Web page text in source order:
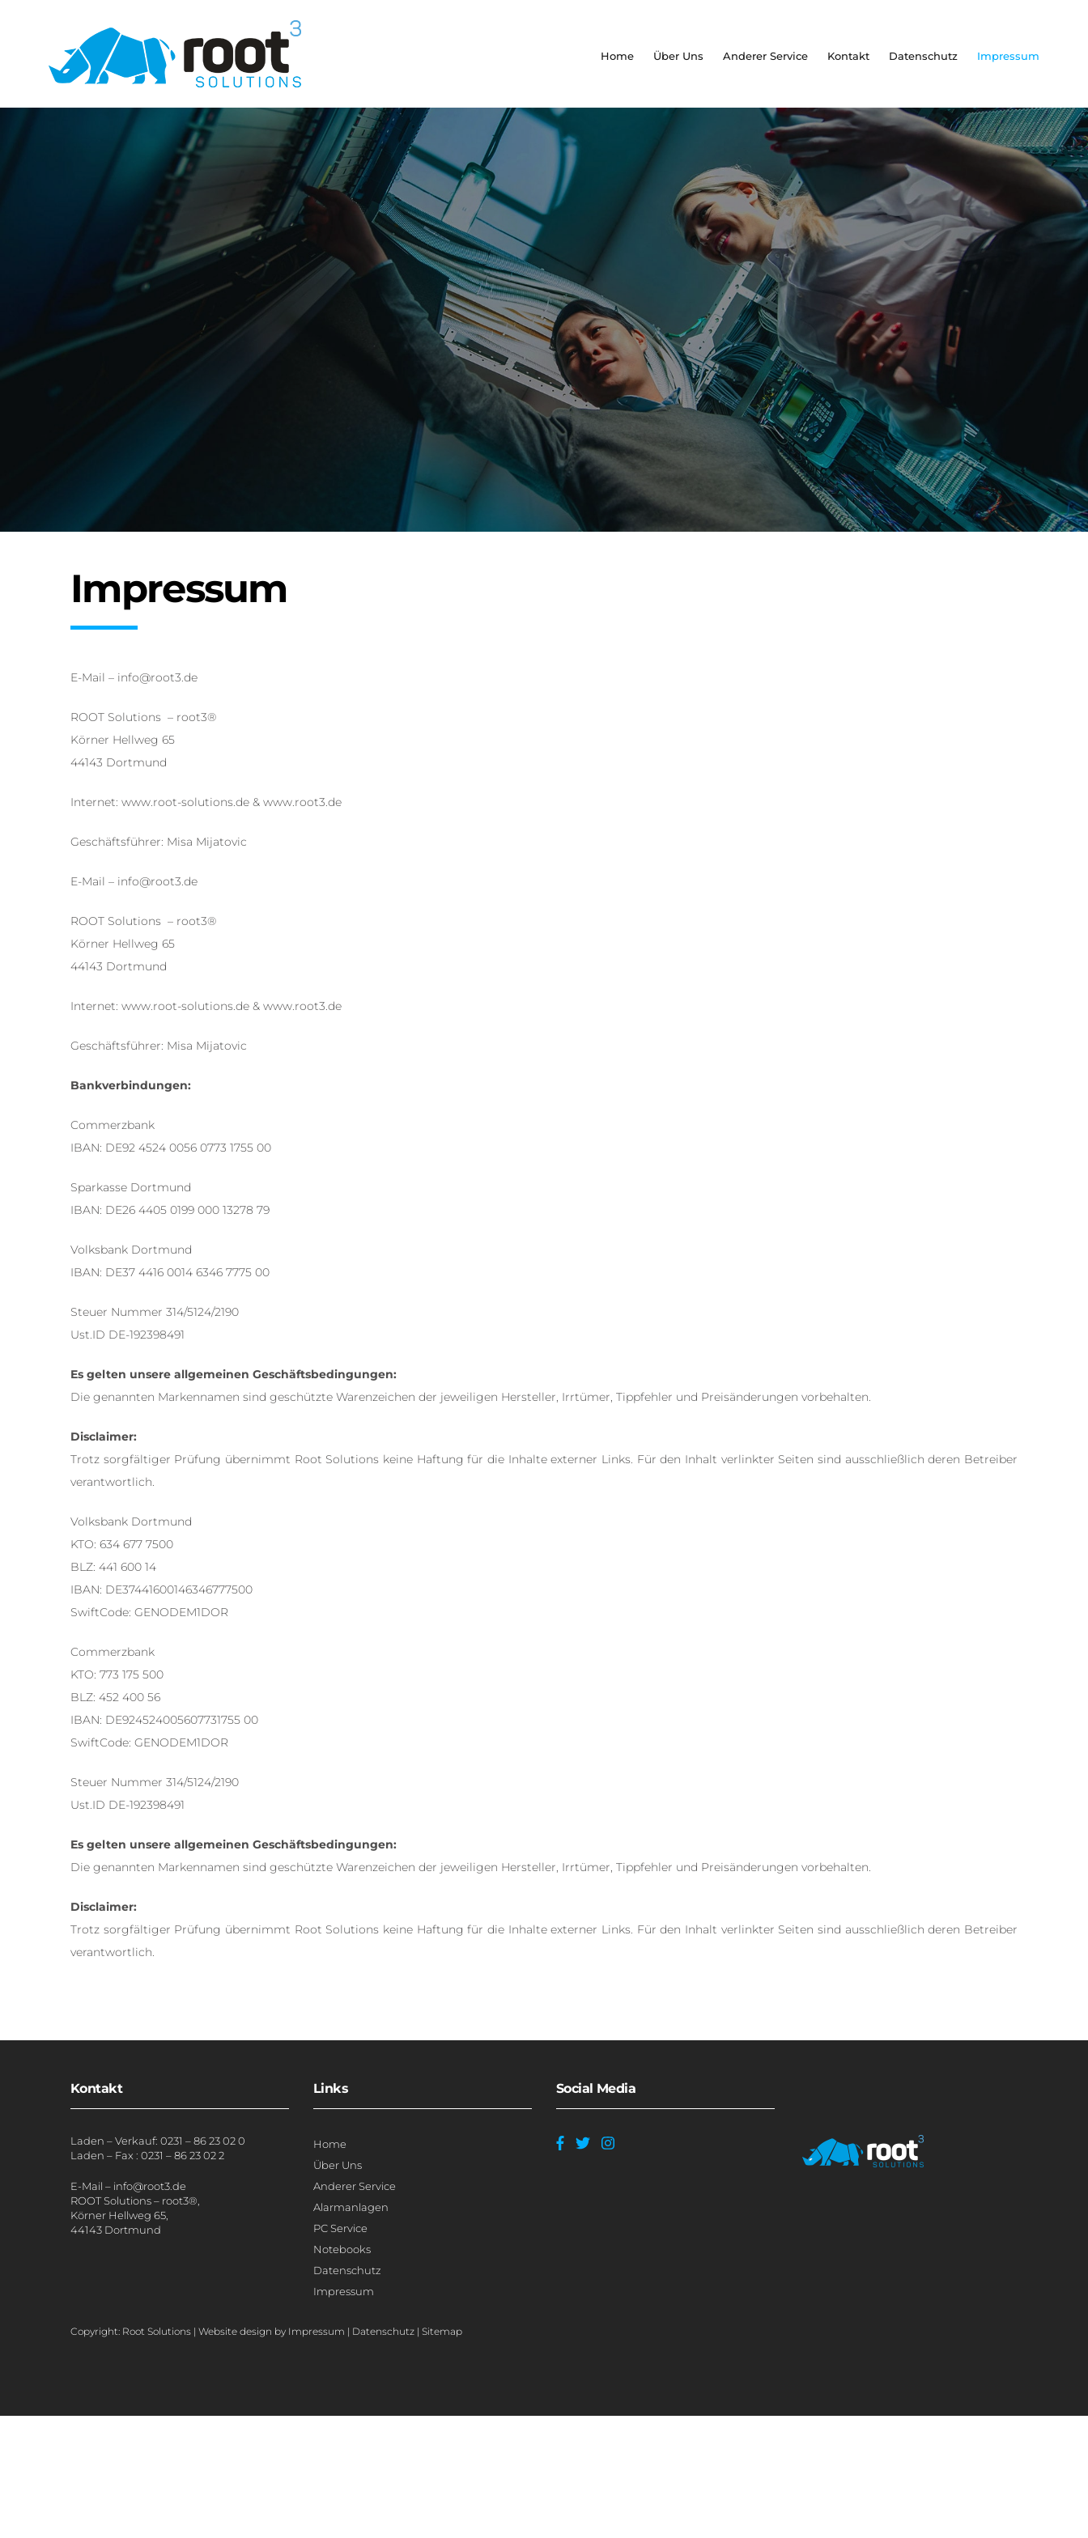
Home Über Uns Anderer Service Kontakt Datenschutz Impressum
Impressum
E-Mail – info@root3.de
ROOT Solutions – root3®
Körner Hellweg 65
44143 Dortmund
Internet: www.root-solutions.de & www.root3.de
Geschäftsführer: Misa Mijatovic
E-Mail – info@root3.de
ROOT Solutions – root3®
Körner Hellweg 65
44143 Dortmund
Internet: www.root-solutions.de & www.root3.de
Geschäftsführer: Misa Mijatovic
Bankverbindungen:
Commerzbank
IBAN: DE92 4524 0056 0773 1755 00
Sparkasse Dortmund
IBAN: DE26 4405 0199 000 13278 79
Volksbank Dortmund
IBAN: DE37 4416 0014 6346 7775 00
Steuer Nummer 314/5124/2190
Ust.ID DE-192398491
Es gelten unsere allgemeinen Geschäftsbedingungen:
Die genannten Markennamen sind geschützte Warenzeichen der jeweiligen Hersteller, Irrtümer, Tippfehler und Preisänderungen vorbehalten.
Disclaimer:
Trotz sorgfältiger Prüfung übernimmt Root Solutions keine Haftung für die Inhalte externer Links. Für den Inhalt verlinkter Seiten sind ausschließlich deren Betreiber
verantwortlich.
Volksbank Dortmund
KTO: 634 677 7500
BLZ: 441 600 14
IBAN: DE37441600146346777500
SwiftCode: GENODEM1DOR
Commerzbank
KTO: 773 175 500
BLZ: 452 400 56
IBAN: DE924524005607731755 00
SwiftCode: GENODEM1DOR
Steuer Nummer 314/5124/2190
Ust.ID DE-192398491
Es gelten unsere allgemeinen Geschäftsbedingungen:
Die genannten Markennamen sind geschützte Warenzeichen der jeweiligen Hersteller, Irrtümer, Tippfehler und Preisänderungen vorbehalten.
Disclaimer:
Trotz sorgfältiger Prüfung übernimmt Root Solutions keine Haftung für die Inhalte externer Links. Für den Inhalt verlinkter Seiten sind ausschließlich deren Betreiber
verantwortlich.
Kontakt
Laden – Verkauf: 0231 – 86 23 02 0
Laden – Fax : 0231 – 86 23 02 2
E-Mail – info@root3.de
ROOT Solutions – root3®,
Körner Hellweg 65,
44143 Dortmund
Links
Home
Über Uns
Anderer Service
Alarmanlagen
PC Service
Notebooks
Datenschutz
Impressum
Social Media
Copyright: Root Solutions | Website design by Impressum | Datenschutz | Sitemap